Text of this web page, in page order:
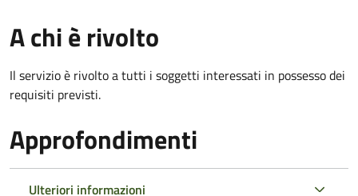
A chi è rivolto
Il servizio è rivolto a tutti i soggetti interessati in possesso dei
requisiti previsti.
Approfondimenti
Ulteriori informazioni